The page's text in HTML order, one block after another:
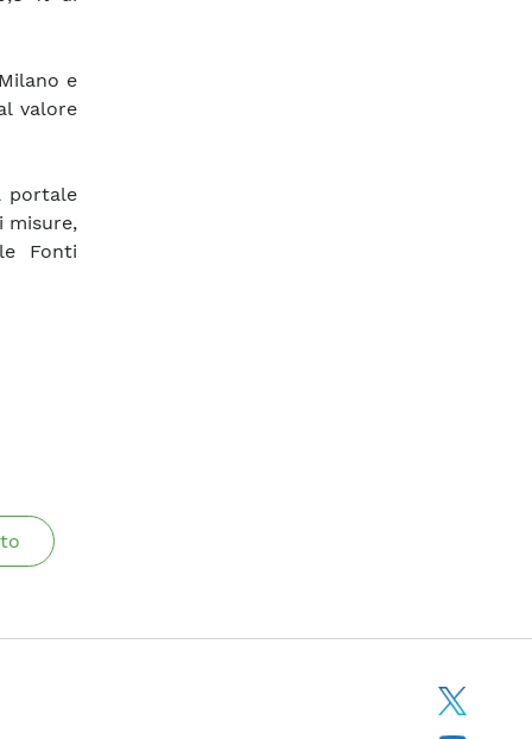
e
valore
portale
misure,
Fonti